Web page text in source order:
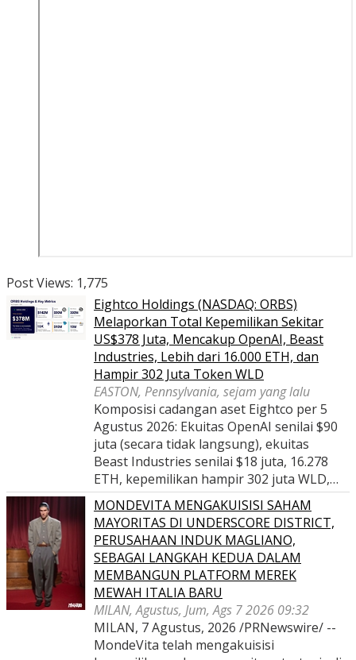
Post Views: 1,775
Eightco Holdings (NASDAQ: ORBS)
Melaporkan Total Kepemilikan Sekitar
US$378 Juta, Mencakup OpenAI, Beast
Industries, Lebih dari 16.000 ETH, dan
Hampir 302 Juta Token WLD
EASTON, Pennsylvania, sejam yang lalu
Komposisi cadangan aset Eightco per 5
Agustus 2026: Ekuitas OpenAI senilai $90
juta (secara tidak langsung), ekuitas
Beast Industries senilai $18 juta, 16.278
ETH, kepemilikan hampir 302 juta WLD,…
MONDEVITA MENGAKUISISI SAHAM
MAYORITAS DI UNDERSCORE DISTRICT,
PERUSAHAAN INDUK MAGLIANO,
SEBAGAI LANGKAH KEDUA DALAM
MEMBANGUN PLATFORM MEREK
MEWAH ITALIA BARU
MILAN, Agustus, Jum, Ags 7 2026 09:32
MILAN, 7 Agustus, 2026 /PRNewswire/ --
MondeVita telah mengakuisisi